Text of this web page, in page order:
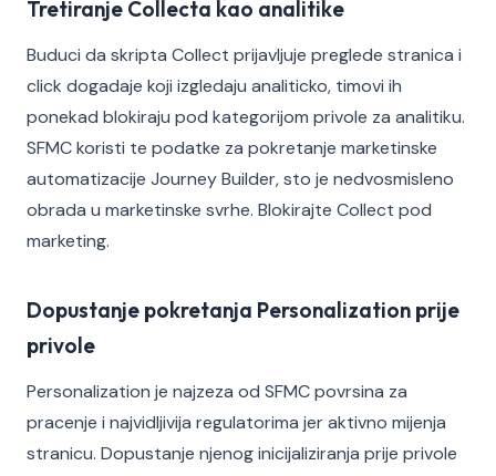
Tretiranje Collecta kao analitike
Buduci da skripta Collect prijavljuje preglede stranica i
click dogadaje koji izgledaju analiticko, timovi ih
ponekad blokiraju pod kategorijom privole za analitiku.
SFMC koristi te podatke za pokretanje marketinske
automatizacije Journey Builder, sto je nedvosmisleno
obrada u marketinske svrhe. Blokirajte Collect pod
marketing.
Dopustanje pokretanja Personalization prije
privole
Personalization je najzeza od SFMC povrsina za
pracenje i najvidljivija regulatorima jer aktivno mijenja
stranicu. Dopustanje njenog inicijaliziranja prije privole